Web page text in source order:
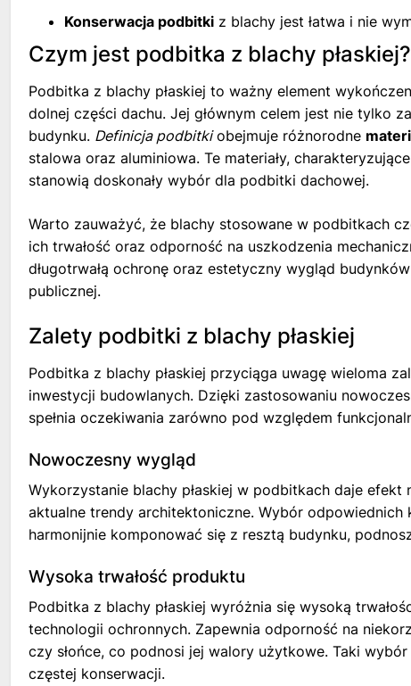
Konserwacja podbitki z blachy jest łatwa i nie
Czym jest podbitka z blachy płaskiej?
Podbitka z blachy płaskiej to ważny element
dolnej części dachu. Jej głównym celem jest nie tylko
budynku. Definicja podbitkiobejmuje różnorodne
stalowa oraz aluminiowa. Te materiały,
stanowią doskonały wybór dla podbitki dachowej.
Warto zauważyć, że blachy stosowane w podbitkach
ich trwałość oraz odporność na uszkodzenia
długotrwałą ochronę oraz estetyczny wygląd
publicznej.
Zalety podbitki z blachy płaskiej
Podbitka z blachy płaskiej przyciąga uwagę wieloma
inwestycji budowlanych. Dzięki zastosowaniu
spełnia oczekiwania zarówno pod względem
Nowoczesny wygląd
Wykorzystanie blachy płaskiej w podbitkach daje
aktualne trendy architektoniczne. Wybór
harmonijnie komponować się z resztą budynku,
Wysoka trwałość produktu
Podbitka z blachy płaskiej wyróżnia się wysoką
technologii ochronnych. Zapewnia odporność na
czy słońce, co podnosi jej walory użytkowe. Taki
częstej konserwacji.